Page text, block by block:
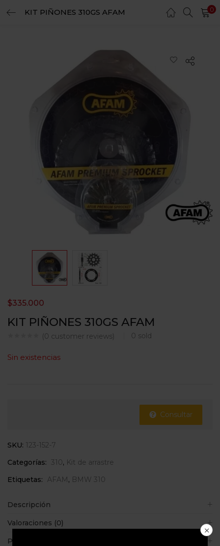
KIT PIÑONES 310GS AFAM 0
KIT PIÑONES 310GS AFAM
(0 customer reviews) 0 sold
$335.000
Sin existencias
Consultar
SKU: 123-152-7
Categorías: 310, Kit de arrastre
Etiquetas:
AFAM, BMW 310
Descripción
Valoraciones (0)
Políticas de la tienda
LOGIN REGISTER
Enter your username and password to login.
Remember me